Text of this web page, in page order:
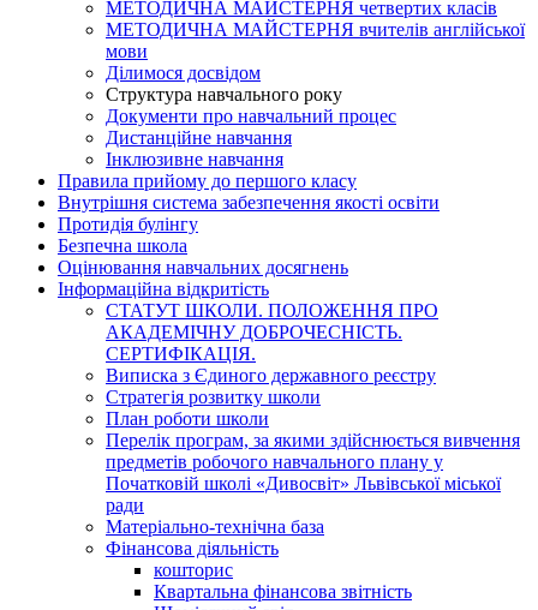
МЕТОДИЧНА МАЙСТЕРНЯ четвертих класів
МЕТОДИЧНА МАЙСТЕРНЯ вчителів англійської
мови
Ділимося досвідом
Структура навчального року
Документи про навчальний процес
Дистанційне навчання
Інклюзивне навчання
Правила прийому до першого класу
Внутрішня система забезпечення якості освіти
Протидія булінгу
Безпечна школа
Оцінювання навчальних досягнень
Інформаційна відкритість
СТАТУТ ШКОЛИ. ПОЛОЖЕННЯ ПРО
АКАДЕМІЧНУ ДОБРОЧЕСНІСТЬ.
СЕРТИФІКАЦІЯ.
Виписка з Єдиного державного реєстру
Стратегія розвитку школи
План роботи школи
Перелік програм, за якими здійснюється вивчення
предметів робочого навчального плану у
Початковій школі «Дивосвіт» Львівської міської
ради
Матеріально-технічна база
Фінансова діяльність
кошторис
Квартальна фінансова звітність